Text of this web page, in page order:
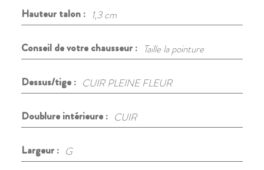
Hauteur talon : 1,3 cm
Conseil de votre chausseur : Taille la pointure
Dessus/tige : CUIR PLEINE FLEUR
Doublure intérieure : CUIR
Largeur : G